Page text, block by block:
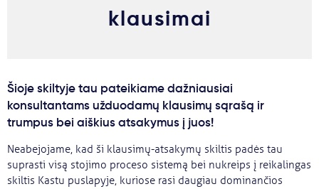
Stojimo anketa
konsultacijos
Kur studijuoti?
klausimai
Šioje skiltyje tau pateikiame dažniausiai
konsultantams užduodamų klausimų sąrašą ir
trumpus bei aiškius atsakymus į juos!
Neabejojame, kad ši klausimų-atsakymų skiltis padės tau
suprasti visą stojimo proceso sistemą bei nukreips į reikalingas
skiltis Kastu puslapyje, kuriose rasi daugiau dominančios